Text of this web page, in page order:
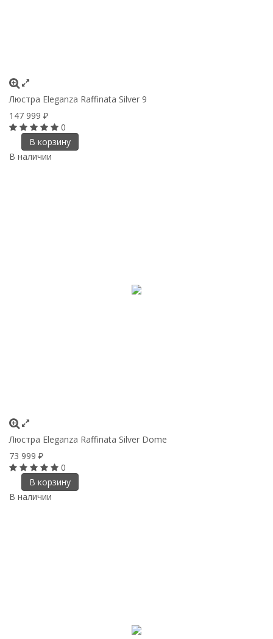
Люстра Eleganza Raffinata Silver 9
147 999 ₽
0
В корзину
В наличии
Люстра Eleganza Raffinata Silver Dome
73 999 ₽
0
В корзину
В наличии